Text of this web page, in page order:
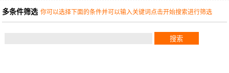
多条件筛选 你可以选择下面的条件并可以输入关键词点击开始搜索进行筛选